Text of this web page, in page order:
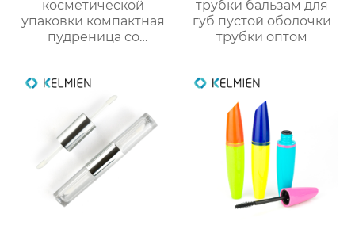
косметической
упаковки компактная
пудреница со
дизайна
трубки бальзам для
губ пустой оболочки
трубки оптом